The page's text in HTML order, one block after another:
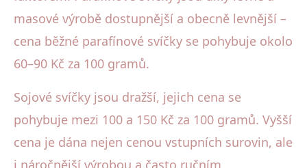
masové výrobě dostupnější a obecně levnější –
cena běžné parafínové svíčky se pohybuje okolo
60–90 Kč za 100 gramů.
Sojové svíčky jsou dražší, jejich cena se
pohybuje mezi 100 a 150 Kč za 100 gramů. Vyšší
cena je dána nejen cenou vstupních surovin, ale